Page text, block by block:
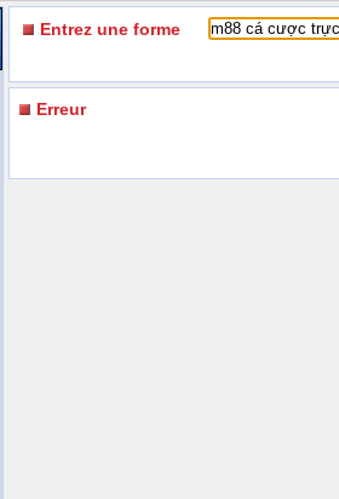
Entrez une forme
Erreur